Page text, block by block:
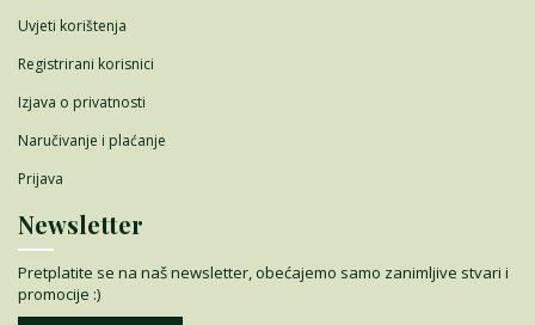
Uvjeti korištenja
Registrirani korisnici
Izjava o privatnosti
Naručivanje i plaćanje
Prijava
Newsletter
Pretplatite se na naš newsletter, obećajemo samo zanimljive stvari i
promocije :)